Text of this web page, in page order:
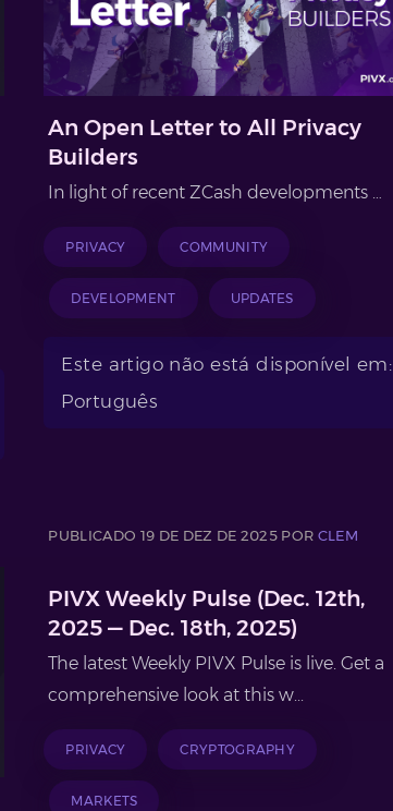
An Open Letter to All Privacy
Builders
In light of recent ZCash developments …
PRIVACY COMMUNITY
DEVELOPMENT UPDATES
Este artigo não está disponível em:
Português
PUBLICADO 19 DE DEZ DE 2025 POR CLEM
PIVX Weekly Pulse (Dec. 12th,
2025 — Dec. 18th, 2025)
The latest Weekly PIVX Pulse is live. Get a
comprehensive look at this w...
PRIVACY CRYPTOGRAPHY
MARKETS